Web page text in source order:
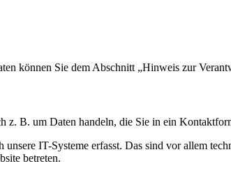
können Sie dem Abschnitt „Hinweis zur
z. B. um Daten handeln, die Sie in ein
IT-Systeme erfasst. Das sind vor allem
betreten.